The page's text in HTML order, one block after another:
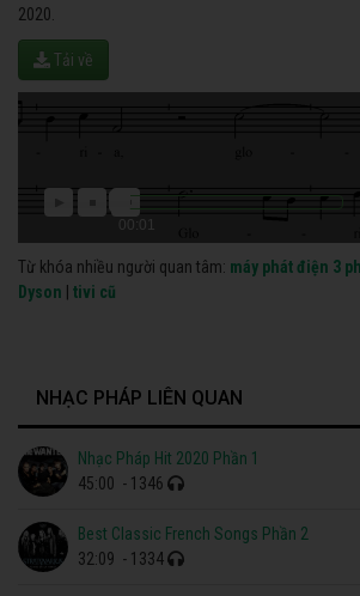
2020.
Tải về
00:01
Từ khóa nhiều người quan tâm: máy phát điện 3
Dyson
tivi cũ
NHẠC PHÁP LIÊN QUAN
Nhạc Pháp Hit 2020 Phần 1
45:00 - 1346
Best Classic French Songs Phần 2
32:09 - 1334